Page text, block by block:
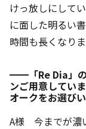
けっ放しにして
に面した明るい
時間も長くなりま
━━「Re Dia」の
ンご用意してい
オークをお選び
A様 今までが濃